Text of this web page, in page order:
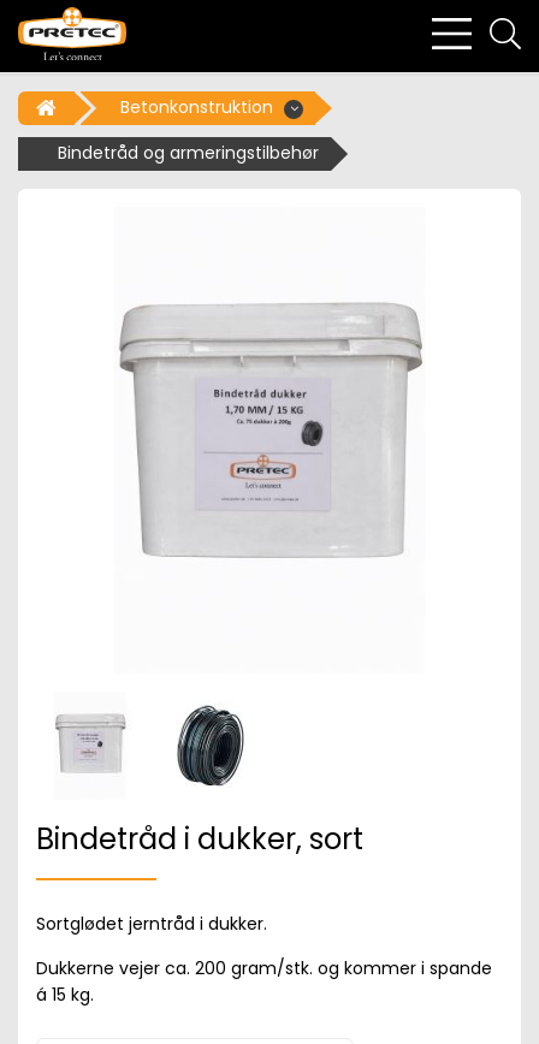
bars
Betonkonstruktion
Bindetråd og armeringstilbehør
Bindetråd i dukker, sort
Sortglødet jerntråd i dukker.
Dukkerne vejer ca. 200 gram/stk. og kommer i spande
á 15 kg.